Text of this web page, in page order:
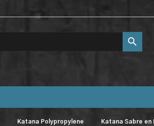

Katana Polypropylene Katana Sabre en